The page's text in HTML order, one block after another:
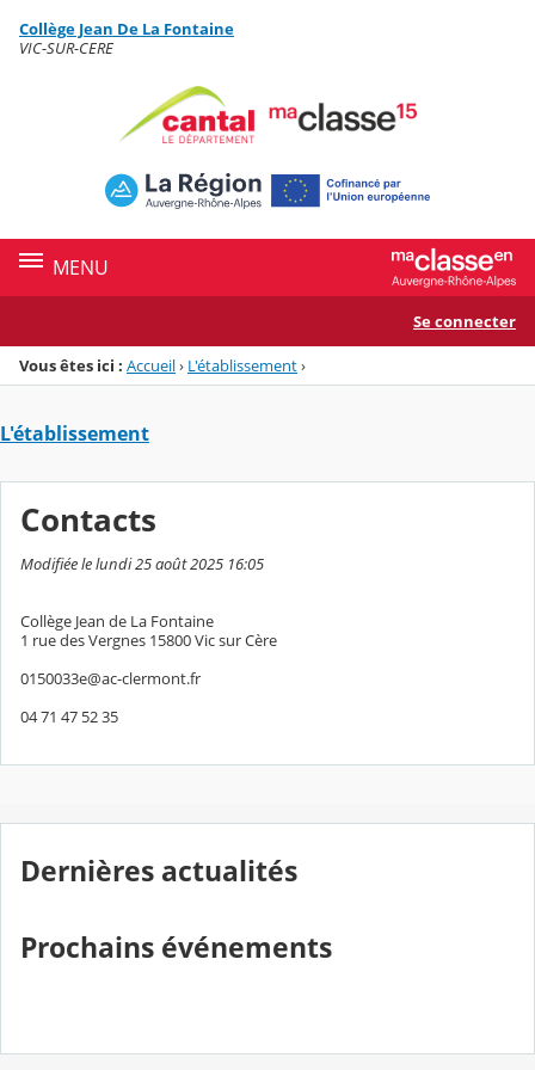
Menu de la rubrique
Contenu
Collège Jean De La Fontaine
VIC-SUR-CERE
MENU
Se connecter
Vous êtes ici : Accueil› L'établissement›
L'établissement
Contacts
Modifiée le lundi 25 août 2025 16:05
Collège Jean de La Fontaine
1 rue des Vergnes 15800 Vic sur Cère
0150033e@ac-clermont.fr
04 71 47 52 35
Dernières actualités
Prochains événements